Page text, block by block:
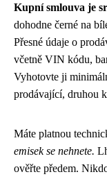
Kupní smlouva je
dohodne černé na
Přesné údaje o
včetně VIN kódu,
Vyhotovte ji
prodávající, druhou
Máte platnou
emisek se nehnete.
ověřte předem.